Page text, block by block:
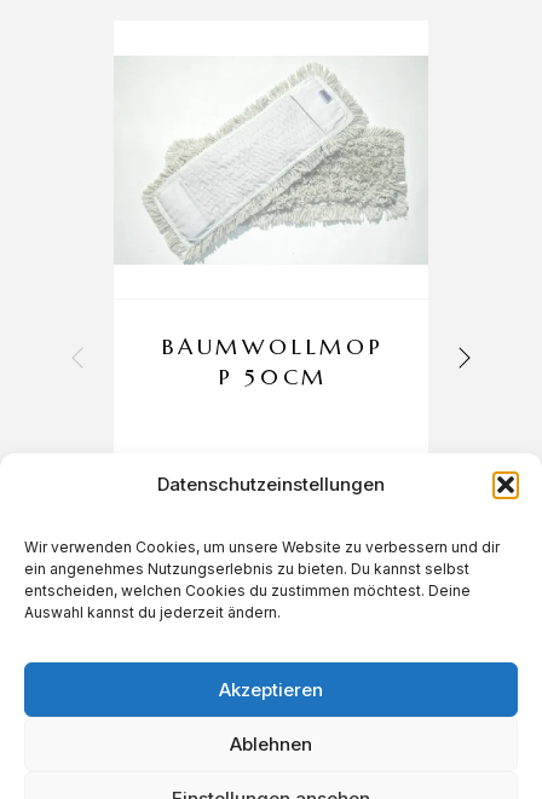
Datenschutzeinstellungen
Wir verwenden Cookies, um unsere Website zu verbessern und dir
ein angenehmes Nutzungserlebnis zu bieten. Du kannst selbst
entscheiden, welchen Cookies du zustimmen möchtest. Deine
Auswahl kannst du jederzeit ändern.
Akzeptieren
Ablehnen
BAUMWOLLMOP
P 50CM
€3,90